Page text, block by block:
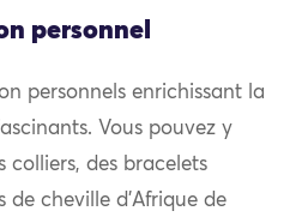
personnel
personnels enrichissant la
Vous pouvez y
colliers, des bracelets
cheville d’Afrique de